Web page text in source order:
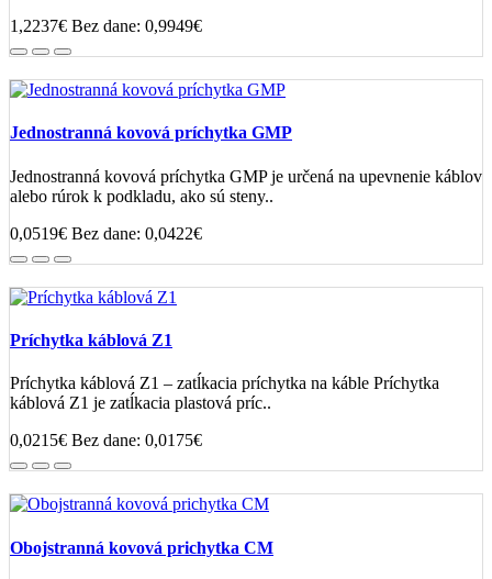
1,2237€ Bez dane: 0,9949€
Jednostranná kovová príchytka GMP
Jednostranná kovová príchytka GMP je určená na upevnenie káblov
alebo rúrok k podkladu, ako sú steny..
0,0519€ Bez dane: 0,0422€
Príchytka káblová Z1
Príchytka káblová Z1 – zatĺkacia príchytka na káble Príchytka
káblová Z1 je zatĺkacia plastová príc..
0,0215€ Bez dane: 0,0175€
Obojstranná kovová prichytka CM